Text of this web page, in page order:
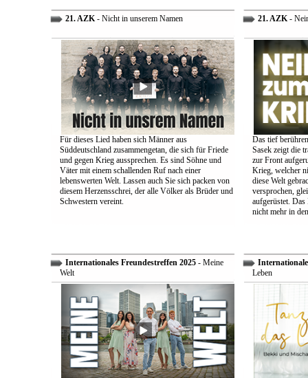
21. AZK- Nicht in unserem Namen
Für dieses Lied haben sich Männer aus
Süddeutschland zusammengetan, die sich für Friede
und gegen Krieg aussprechen. Es sind Söhne und
Väter mit einem schallenden Ruf nach einer
lebenswerten Welt. Lassen auch Sie sich packen von
diesem Herzensschrei, der alle Völker als Brüder und
Schwestern vereint.
21. AZK-
Das tief
Sasek zeigt die
zur Front
Krieg, welcher
diese Welt
versprochen,
aufgerüstet.
nicht mehr in
Internationales Freundestreffen 2025- Meine
Welt
Leben